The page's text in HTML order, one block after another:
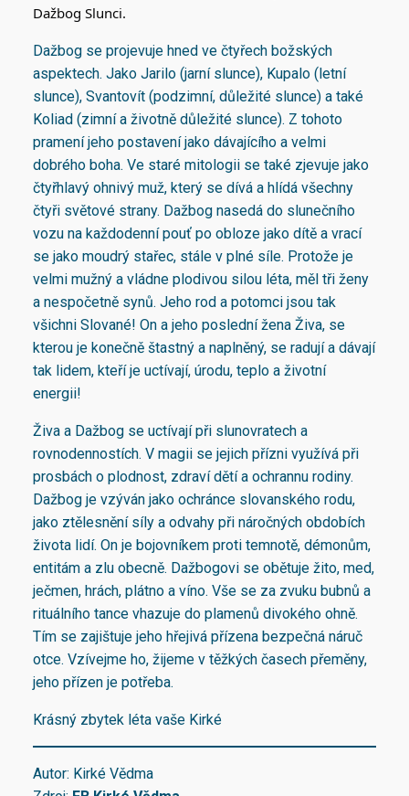
Dažbog Slunci.
Dažbog se projevuje hned ve čtyřech božských
aspektech. Jako Jarilo (jarní slunce), Kupalo (letní
slunce), Svantovít (podzimní, důležité slunce) a také
Koliad (zimní a životně důležité slunce). Z tohoto
pramení jeho postavení jako dávajícího a velmi
dobrého boha. Ve staré mitologii se také zjevuje jako
čtyřhlavý ohnivý muž, který se dívá a hlídá všechny
čtyři světové strany. Dažbog nasedá do slunečního
vozu na každodenní pouť po obloze jako dítě a vrací
se jako moudrý stařec, stále v plné síle. Protože je
velmi mužný a vládne plodivou silou léta, měl tři ženy
a nespočetně synů. Jeho rod a potomci jsou tak
všichni Slované! On a jeho poslední žena Živa, se
kterou je konečně štastný a naplněný, se radují a dávají
tak lidem, kteří je uctívají, úrodu, teplo a životní
energii!
Živa a Dažbog se uctívají při slunovratech a
rovnodennostích. V magii se jejich přízni využívá při
prosbách o plodnost, zdraví dětí a ochrannu rodiny.
Dažbog je vzýván jako ochránce slovanského rodu,
jako ztělesnění síly a odvahy při náročných obdobích
života lidí. On je bojovníkem proti temnotě, démonům,
entitám a zlu obecně. Dažbogovi se obětuje žito, med,
ječmen, hrách, plátno a víno. Vše se za zvuku bubnů a
rituálního tance vhazuje do plamenů divokého ohně.
Tím se zajištuje jeho hřejivá přízena bezpečná náruč
otce. Vzívejme ho, žijeme v těžkých časech přeměny,
jeho přízen je potřeba.
Krásný zbytek léta vaše Kirké
Autor: Kirké Vědma